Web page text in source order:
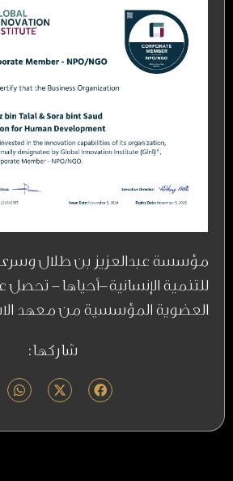
مؤسسة عبدالعزيز بن طلال
للتنمية الإنسانية-أحياها-
العضوية المؤسسية من معهد
شاركها: